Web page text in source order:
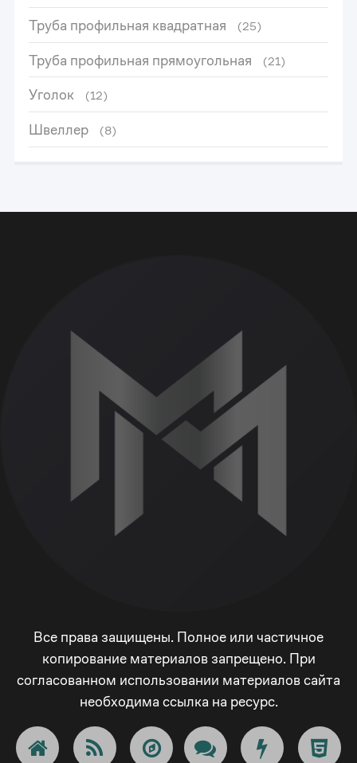
Труба профильная квадратная (25)
Труба профильная прямоугольная (21)
Уголок (12)
Швеллер (8)
Все права защищены. Полное или частичное
копирование материалов запрещено. При
согласованном использовании материалов сайта
необходима ссылка на ресурс.